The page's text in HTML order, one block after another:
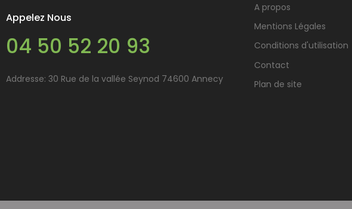
Appelez Nous
04 50 52 20 93
Addresse: 30 Rue de la vallée Seynod 74600 Annecy
A propos
Mentions Légales
Conditions d'utilisation
Contact
Plan de site